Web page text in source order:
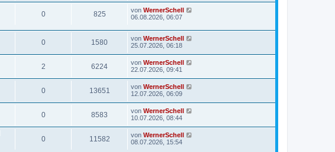
0 825 von WernerSchell
06.08.2026, 06:07
0 1580 von WernerSchell
25.07.2026, 06:18
2 6224 von WernerSchell
22.07.2026, 09:41
0 13651 von WernerSchell
12.07.2026, 06:09
0 8583 von WernerSchell
10.07.2026, 08:44
0 11582 von WernerSchell
08.07.2026, 15:54